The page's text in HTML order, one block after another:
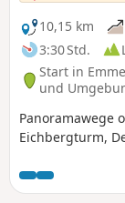
Ihren Weg.
Stadtrand
Emmendingen.
10,15 km
3:30 Std.
Start in
und
Panoramawege
Eichbergturm,